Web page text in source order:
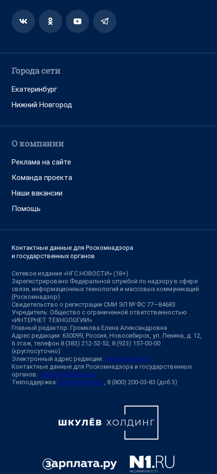
Города сети
Екатеринбург
Нижний Новгород
О компании
Реклама на сайте
Команда проекта
Наши вакансии
Помощь
Контактные данные для Роскомнадзора
и государственных органов
Сетевое издание «НГС.НОВОСТИ» (18+)
Зарегистрировано Федеральной службой по надзору в сфере
связи, информационных технологий и массовых коммуникаций
(Роскомнадзор)
Свидетельство о регистрации СМИ ЭЛ № ФС 77—84683
Учредитель: Общество с ограниченной ответственностью
«ИНТЕРНЕТ ТЕХНОЛОГИИ»
Главный редактор: Громкова Елена Александровна
Адрес редакции: 630099, Россия, Новосибирск, ул. Ленина, д. 12,
6 этаж, телефон 8 (383) 212-52-52, 8 (923) 157-00-00
(круглосуточно)
Электронный адрес редакции: ngs@shkulev.ru
Контактные данные для Роскомнадзора и государственных
органов: juristnsk@shkulev.ru
Техподдержка: help@shkulev.ru, 8 (800) 200-03-83 (доб.3)